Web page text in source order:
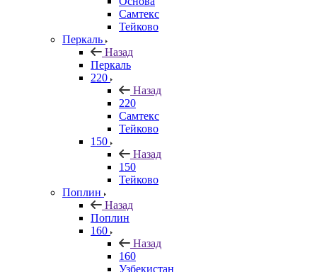
Самтекс
Тейково
Перкаль
Назад
Перкаль
220
Назад
220
Самтекс
Тейково
150
Назад
150
Тейково
Поплин
Назад
Поплин
160
Назад
160
Узбекистан